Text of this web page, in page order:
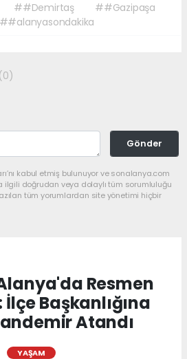
##Demirtaş
##Gazipaşa
##alanyasondakika
(0)
Gönder
kabul etmiş bulunuyor ve sonalanya.com
ilgili doğrudan veya dolaylı tüm sorumluluğu
tüm yorumlardan site yönetimi hiçbir
Resmen
İlçe Başkanlığına
Atandı
YAŞAM